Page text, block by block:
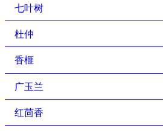
七叶树
杜仲
香榧
广玉兰
红茴香